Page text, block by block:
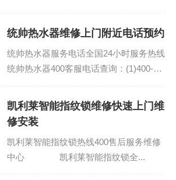
统帅热水器维修上门附近电话预约
统帅热水器服务电话全国24小时服务热线
统帅热水器400客服电话查询：(1)400-
909（点击咨询...
凯利莱智能指纹锁维修快速上门维
修安装
凯利莱智能指纹锁热线400售后服务维修
中心 凯利莱智能指纹锁全...